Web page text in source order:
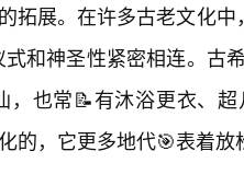
拓展。在许多古老文化
和神圣性紧密相连。古
，也常📝有沐浴更衣、
的，它更多地代🎯表着放